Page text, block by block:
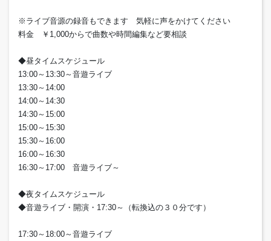
※ライブ音源の録音もできます 気軽に声をかけてください
料金 ￥1,000からで曲数や時間編集など要相談
◆昼タイムスケジュール
13:00～13:30～音遊ライブ
13:30～14:00
14:00～14:30
14:30～15:00
15:00～15:30
15:30～16:00
16:00～16:30
16:30～17:00 音遊ライブ～
◆夜タイムスケジュール
◆音遊ライブ・開演・17:30～（転換込の３０分です）
17:30～18:00～音遊ライブ